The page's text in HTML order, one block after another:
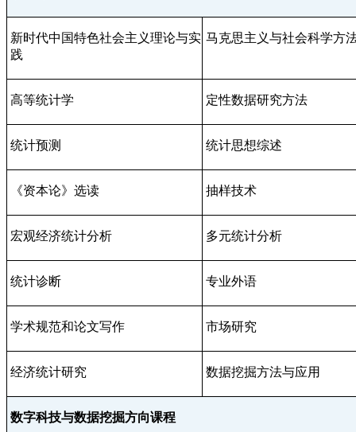
新时代中国特色社会主义理论与实
践
马克思主义与社会科学方
高等统计学 定性数据研究方法
统计预测 统计思想综述
《资本论》选读 抽样技术
宏观经济统计分析 多元统计分析
统计诊断 专业外语
学术规范和论文写作 市场研究
经济统计研究 数据挖掘方法与应用
数字科技与数据挖掘方向课程